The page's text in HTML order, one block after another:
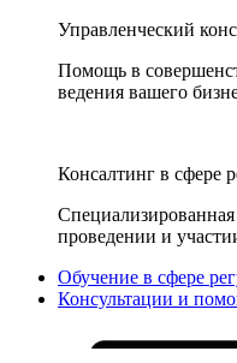
Управленческий
Помощь в
ведения вашего
Консалтинг в сфере
проведении и
Обучение в сфере
Консультации и